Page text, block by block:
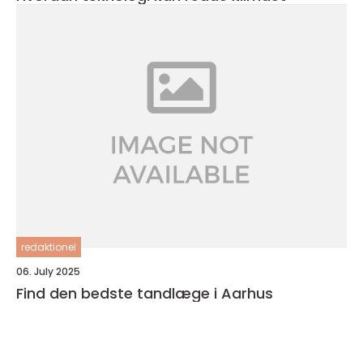
redaktionel
06. July 2025
Find den bedste tandlæge i Aarhus